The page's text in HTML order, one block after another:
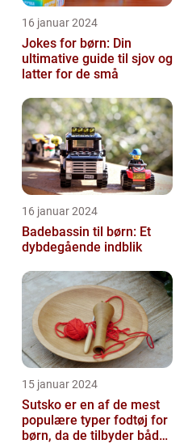
16 januar 2024
Jokes for børn: Din
ultimative guide til sjov og
latter for de små
16 januar 2024
Badebassin til børn: Et
dybdegående indblik
15 januar 2024
Sutsko er en af de mest
populære typer fodtøj for
børn, da de tilbyder både